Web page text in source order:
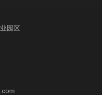
园区